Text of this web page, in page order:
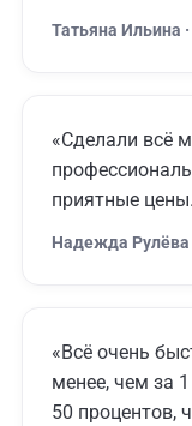
Татьяна Ильина
«Сделали всё
приятные
Надежда Рулёва
«Всё очень
менее, чем за
50 процентов,